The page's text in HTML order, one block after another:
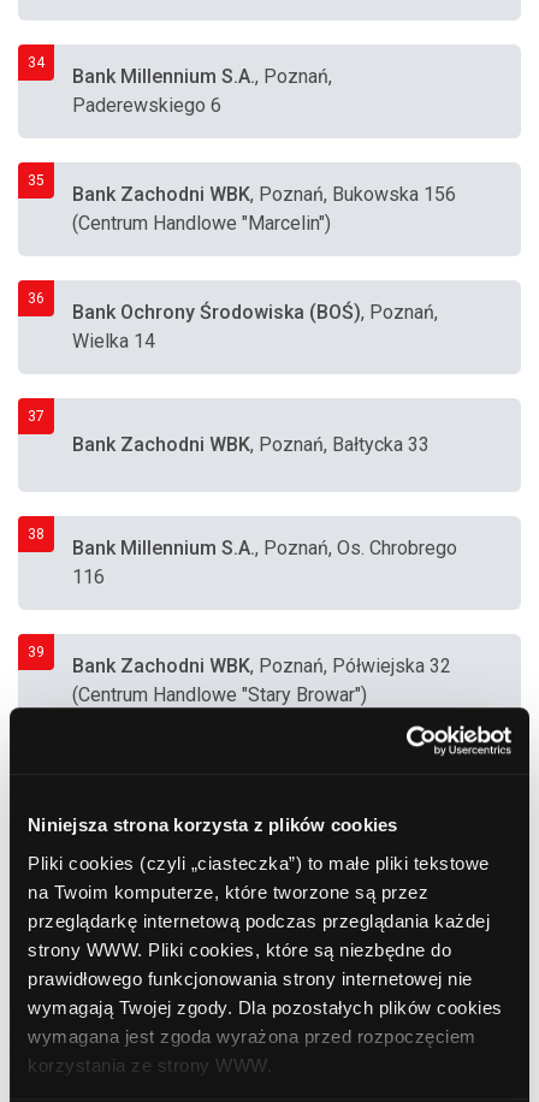
Niniejsza strona korzysta z plików cookies
Pliki cookies (czyli „ciasteczka”) to małe pliki tekstowe
na Twoim komputerze, które tworzone są przez
przeglądarkę internetową podczas przeglądania każdej
strony WWW. Pliki cookies, które są niezbędne do
prawidłowego funkcjonowania strony internetowej nie
wymagają Twojej zgody. Dla pozostałych plików cookies
wymagana jest zgoda wyrażona przed rozpoczęciem
korzystania ze strony WWW.
34
Bank Millennium S.A., Poznań,
Paderewskiego 6
35
Bank Zachodni WBK, Poznań, Bukowska 156
(Centrum Handlowe "Marcelin")
36
Bank Ochrony Środowiska (BOŚ), Poznań,
Wielka 14
37
Bank Zachodni WBK, Poznań, Bałtycka 33
38
Bank Millennium S.A., Poznań, Os. Chrobrego
116
39
Bank Zachodni WBK, Poznań, Półwiejska 32
(Centrum Handlowe "Stary Browar")
57
41
Bank Zachodni WBK, Poznań, Plac Andersa 5
42
BGŻ BNP Paribas, Poznań, Promienista 85a